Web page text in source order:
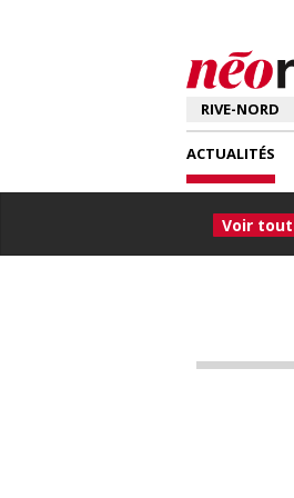
ACTUALITÉS
Voir